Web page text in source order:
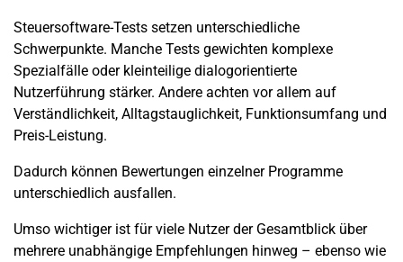
Steuersoftware-Tests setzen unterschiedliche
Schwerpunkte. Manche Tests gewichten komplexe
Spezialfälle oder kleinteilige dialogorientierte
Nutzerführung stärker. Andere achten vor allem auf
Verständlichkeit, Alltagstauglichkeit, Funktionsumfang und
Preis-Leistung.
Dadurch können Bewertungen einzelner Programme
unterschiedlich ausfallen.
Umso wichtiger ist für viele Nutzer der Gesamtblick über
mehrere unabhängige Empfehlungen hinweg – ebenso wie